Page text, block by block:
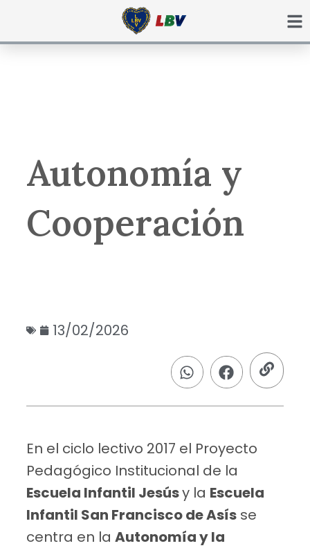
Autonomía y
Cooperación
13/02/2026
En el ciclo lectivo 2017 el Proyecto
Pedagógico Institucional de la
Escuela Infantil Jesúsy la Escuela
Infantil San Francisco de Asís se
centra en laAutonomía y la